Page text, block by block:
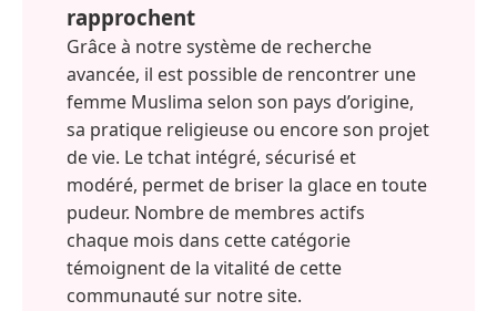
rapprochent
Grâce à notre système de recherche
avancée, il est possible de rencontrer une
femme Muslima selon son pays d’origine,
sa pratique religieuse ou encore son projet
de vie. Le tchat intégré, sécurisé et
modéré, permet de briser la glace en toute
pudeur. Nombre de membres actifs
chaque mois dans cette catégorie
témoignent de la vitalité de cette
communauté sur notre site.